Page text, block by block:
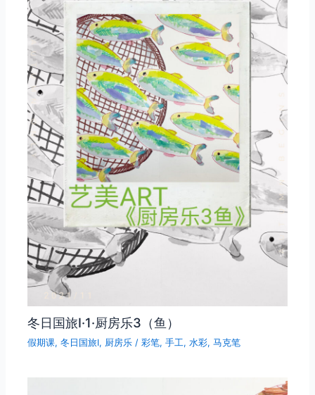
冬日国旅Ⅰ·1·厨房乐3（鱼）
假期课,冬日国旅Ⅰ, 厨房乐 /彩笔,手工,水彩,马克笔